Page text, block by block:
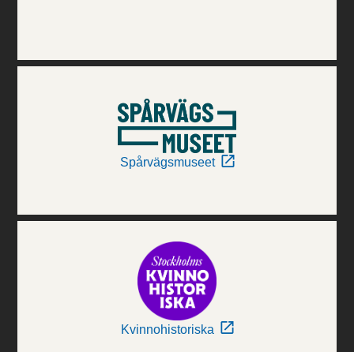
Spårvägsmuseet
Kvinnohistoriska